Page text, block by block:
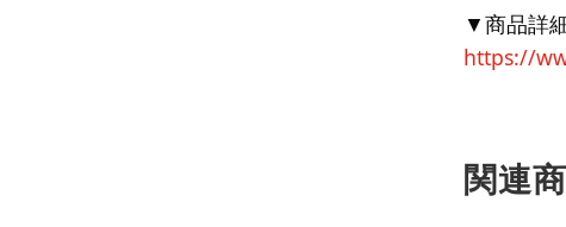
▼商品詳
https://
関連